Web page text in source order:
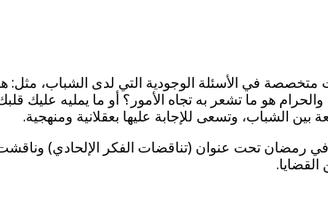
في الأسئلة الوجودية التي لدى الشباب، مثل:
هو ما تشعر به تجاه الأمور؟ أو ما يمليه عليك
بين الشباب، وتسعى للإجابة عليها بعقلانية ومنهجية.
رمضان تحت عنوان (تناقضات الفكر الإلحادي) وناقشت
القضايا.